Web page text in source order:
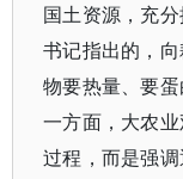
国土资源，充
书记指出的，
物要热量、要
一方面，大农
过程，而是强